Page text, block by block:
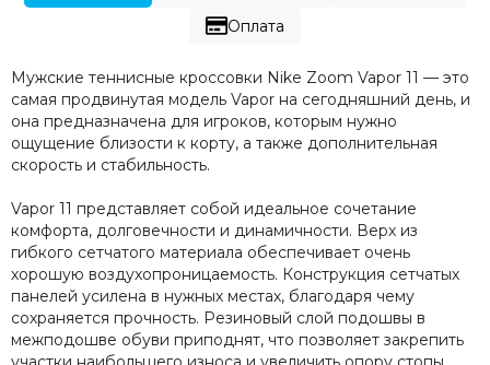
Оплата
Мужские теннисные кроссовки Nike Zoom Vapor 11 — это
самая продвинутая модель Vapor на сегодняшний день, и
она предназначена для игроков, которым нужно
ощущение близости к корту, а также дополнительная
скорость и стабильность.
Vapor 11 представляет собой идеальное сочетание
комфорта, долговечности и динамичности. Верх из
гибкого сетчатого материала обеспечивает очень
хорошую воздухопроницаемость. Конструкция сетчатых
панелей усилена в нужных местах, благодаря чему
сохраняется прочность. Резиновый слой подошвы в
межподошве обуви приподнят, что позволяет закрепить